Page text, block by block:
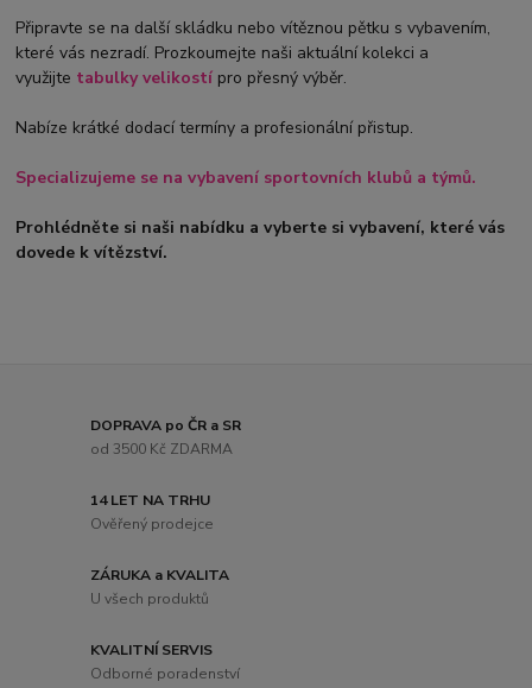
Připravte se na další skládku nebo vítěznou pětku s vybavením,
které vás nezradí. Prozkoumejte naši aktuální kolekci a
využijte tabulky velikostí pro přesný výběr.
Nabíze krátké dodací termíny a profesionální přistup.
Specializujeme se na vybavení sportovních klubů a týmů.
Prohlédněte si naši nabídku a vyberte si vybavení, které vás
dovede k vítězství.
DOPRAVA po ČR a SR
od 3500 Kč ZDARMA
14 LET NA TRHU
Ověřený prodejce
ZÁRUKA a KVALITA
U všech produktů
KVALITNÍ SERVIS
Odborné poradenství